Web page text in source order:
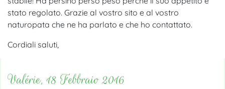
stato regolato. Grazie al vostro sito e al vostro
naturopata che ne ha parlato e che ho contattato.
Cordiali saluti,
Valérie, 18 Febbraio 2016